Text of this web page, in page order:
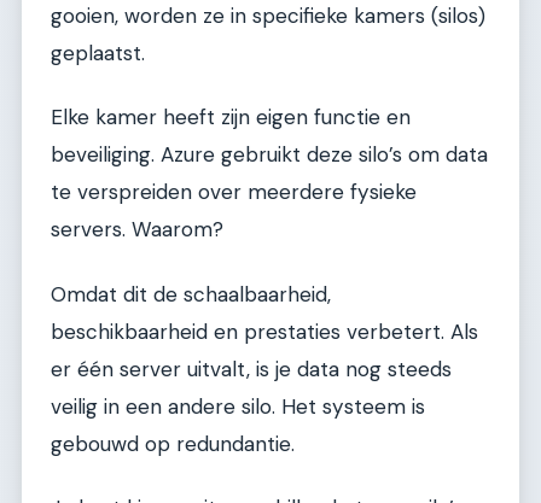
gooien, worden ze in specifieke kamers (silos)
geplaatst.
Elke kamer heeft zijn eigen functie en
beveiliging. Azure gebruikt deze silo’s om data
te verspreiden over meerdere fysieke
servers. Waarom?
Omdat dit de schaalbaarheid,
beschikbaarheid en prestaties verbetert. Als
er één server uitvalt, is je data nog steeds
veilig in een andere silo. Het systeem is
gebouwd op redundantie.